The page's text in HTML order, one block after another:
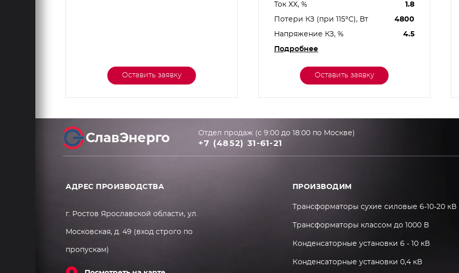
Оставить заявку
Ток ХХ, % 1.8
Потери КЗ (при 115°С), Вт 4800
Напряжение КЗ, % 4.5
Подробнее
Оставить заявку
АДРЕС ПРОИЗВОДСТВА
г. Ростов Ярославской области, ул.
Московская, д. 49 (вход строго по
пропускам)
Отдел продаж (с 9:00 до 18:00 по Москве)
+7 (4852) 31-61-21
ПРОИЗВОДИМ
Трансформаторы сухие силовые 6-10-20 кВ
Трансформаторы классом до 1000 В
Конденсаторные установки 6 - 10 кВ
Конденсаторные установки 0,4 кВ